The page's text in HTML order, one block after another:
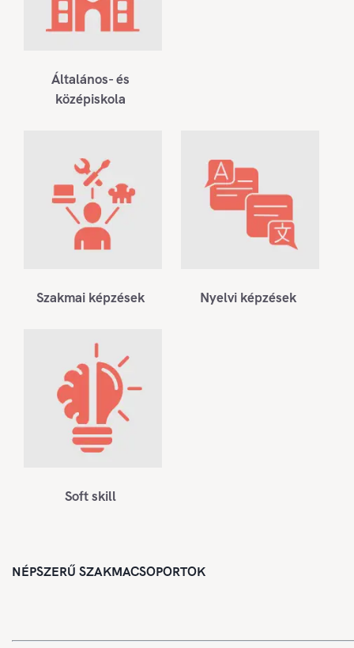
Általános- és
középiskola
Szakmai képzések Nyelvi képzések
Soft skill
NÉPSZERŰ SZAKMACSOPORTOK